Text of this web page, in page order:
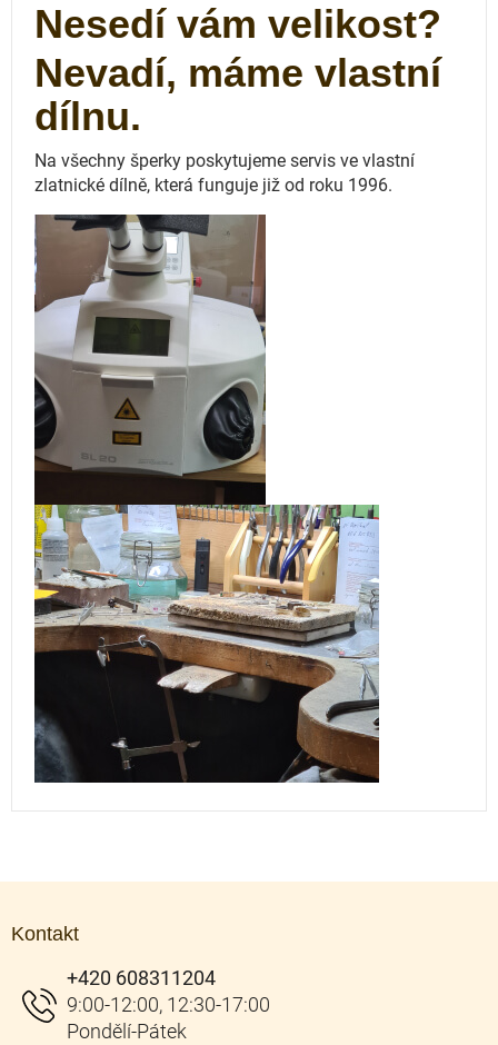
Nesedí vám velikost?
Nevadí, máme vlastní
dílnu.
Na všechny šperky poskytujeme servis ve vlastní
zlatnické dílně, která funguje již od roku 1996.
Kontakt
+420 608311204